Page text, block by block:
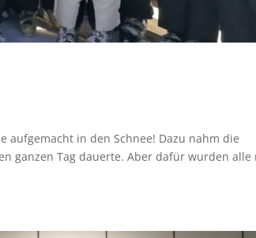
aufgemacht in den Schnee! Dazu nahm die
ganzen Tag dauerte. Aber dafür wurden alle